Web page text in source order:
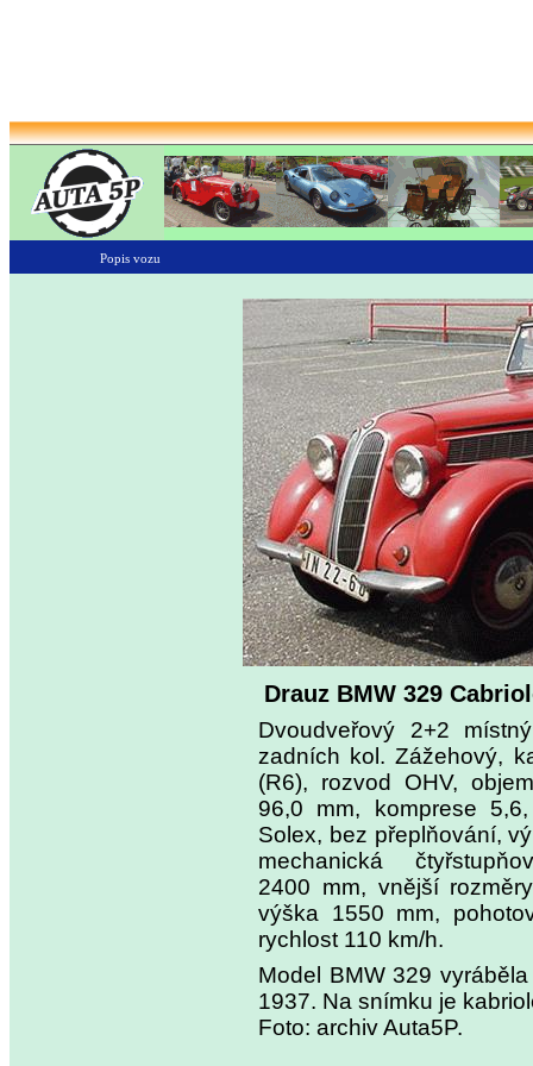
Popis vozu
Drauz BMW 329
Dvoudveřový 2+2
zadních kol. Zážehový,
(R6), rozvod OHV,
96,0 mm, komprese
Solex, bez přeplňování,
mechanická
2400 mm, vnější
výška 1550 mm,
rychlost 110 km/h.
Model BMW 329
1937. Na snímku je
Foto: archiv Auta5P.